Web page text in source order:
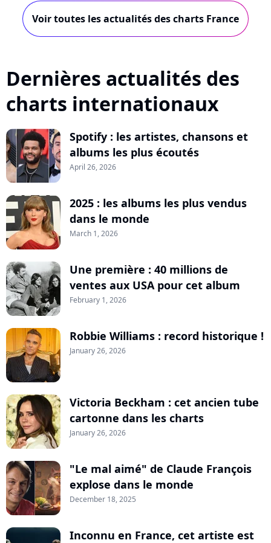
Voir toutes les actualités des charts France
Dernières actualités des
charts internationaux
Spotify : les artistes, chansons et
albums les plus écoutés
April 26, 2026
2025 : les albums les plus vendus
dans le monde
March 1, 2026
Une première : 40 millions de
ventes aux USA pour cet album
February 1, 2026
Robbie Williams : record historique !
January 26, 2026
Victoria Beckham : cet ancien tube
cartonne dans les charts
January 26, 2026
"Le mal aimé" de Claude François
explose dans le monde
December 18, 2025
Inconnu en France, cet artiste est